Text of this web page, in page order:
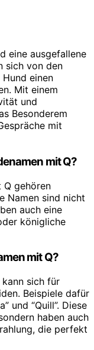
eine ausgefallene
sich von den
einen
Mit einem
und
Besonderem
mit
mit Q?
Q gehören
Namen sind nicht
auch eine
königliche
mit Q?
sich für
Beispiele dafür
und “Quill”. Diese
haben auch
die perfekt